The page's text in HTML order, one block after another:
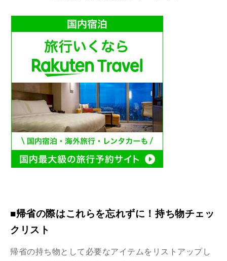
■帰省の際はこれらを忘れずに！持ち物チェッ
クリスト
帰省の持ち物として必要なアイテムをリストアップし